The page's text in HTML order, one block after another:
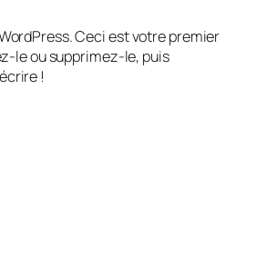
Ceci est votre premier
le ou supprimez-le, puis
!